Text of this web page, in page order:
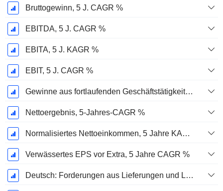
Bruttogewinn, 5 J. CAGR %
EBITDA, 5 J. CAGR %
EBITA, 5 J. KAGR %
EBIT, 5 J. CAGR %
Gewinne aus fortlaufenden Geschäftstätigkeiten, 5-Jahres-CAGR %
Nettoergebnis, 5-Jahres-CAGR %
Normalisiertes Nettoeinkommen, 5 Jahre KAGR %
Verwässertes EPS vor Extra, 5 Jahre CAGR %
Deutsch: Forderungen aus Lieferungen und Leistungen, 5-Jahres-CAGR %